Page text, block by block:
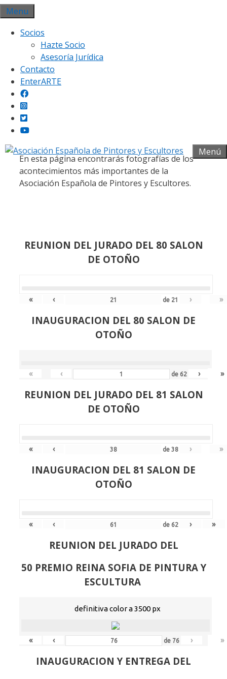
Saltar
al
contenido
Menu
Socios
Hazte Socio
Asesoría Jurídica
Contacto
EnterARTE
Menú
Galería fotográfica
En esta página encontrarás fotografías de los
acontecimientos más importantes de la
Asociación Española de Pintores y Escultores.
REUNION DEL JURADO DEL 80 SALON
DE OTOÑO
« ‹ de 21 › »
INAUGURACION DEL 80 SALON DE
OTOÑO
« ‹ de 62 › »
REUNION DEL JURADO DEL 81 SALON
DE OTOÑO
« ‹ de38 › »
INAUGURACION DEL 81 SALON DE
OTOÑO
« ‹ de 62 › »
REUNION DEL JURADO DEL
50 PREMIO REINA SOFIA DE PINTURA Y
ESCULTURA
definitiva color a 3500 px
« ‹ de 76 › »
INAUGURACION Y ENTREGA DEL